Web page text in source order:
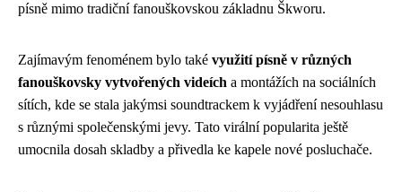
písně mimo tradiční fanouškovskou základnu Škworu.
Zajímavým fenoménem bylo také využití písně v různých
fanouškovsky vytvořených videích a montážích na sociálních
sítích, kde se stala jakýmsi soundtrackem k vyjádření nesouhlasu
s různými společenskými jevy. Tato virální popularita ještě
umocnila dosah skladby a přivedla ke kapele nové posluchače.